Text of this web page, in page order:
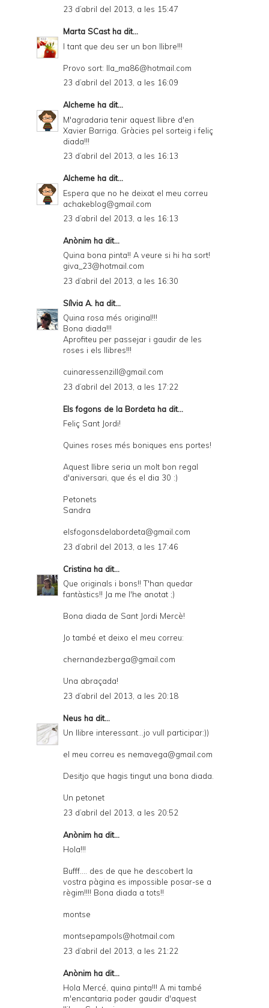
23 d’abril del 2013, a les 15:47
Marta SCastha dit...
I tant que deu ser un bon llibre!!!
Provo sort: lla_ma86@hotmail.com
23 d’abril del 2013, a les 16:09
Alcheme ha dit...
M'agradaria tenir aquest llibre d'en
Xavier Barriga. Gràcies pel sorteig i feliç
diada!!!
23 d’abril del 2013, a les 16:13
Alcheme ha dit...
Espera que no he deixat el meu correu
achakeblog@gmail.com
23 d’abril del 2013, a les 16:13
Anònim ha dit...
Quina bona pinta!! A veure si hi ha sort!
giva_23@hotmail.com
23 d’abril del 2013, a les 16:30
Sílvia A. ha dit...
Quina rosa més original!!!
Bona diada!!!
Aprofiteu per passejar i gaudir de les
roses i els llibres!!!
cuinaressenzill@gmail.com
23 d’abril del 2013, a les 17:22
Els fogons de la Bordeta ha dit...
Feliç Sant Jordi!
Quines roses més boniques ens portes!
Aquest llibre seria un molt bon regal
d'aniversari, que és el dia 30 :)
Petonets
Sandra
elsfogonsdelabordeta@gmail.com
23 d’abril del 2013, a les 17:46
Cristina ha dit...
Que originals i bons!! T'han quedar
fantàstics!! Ja me l'he anotat ;)
Bona diada de Sant Jordi Mercè!
Jo també et deixo el meu correu:
chernandezberga@gmail.com
Una abraçada!
23 d’abril del 2013, a les 20:18
Neus ha dit...
Un llibre interessant...jo vull participar:))
el meu correu es nemavega@gmail.com
Desitjo que hagis tingut una bona diada.
Un petonet
23 d’abril del 2013, a les 20:52
Anònim ha dit...
Hola!!!
Bufff.... des de que he descobert la
vostra pàgina es impossible posar-se a
règim!!!! Bona diada a tots!!
montse
montsepampols@hotmail.com
23 d’abril del 2013, a les 21:22
Anònim ha dit...
Hola Mercé, quina pinta!!! A mi també
m'encantaria poder gaudir d'aquest